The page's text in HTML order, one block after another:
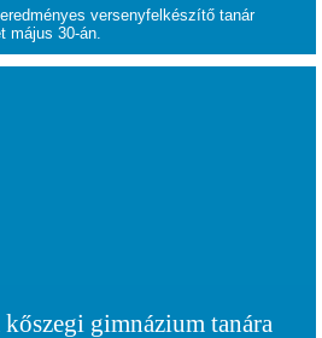
versenyfelkészítő tanár
május 30-án.
gimnázium tanára